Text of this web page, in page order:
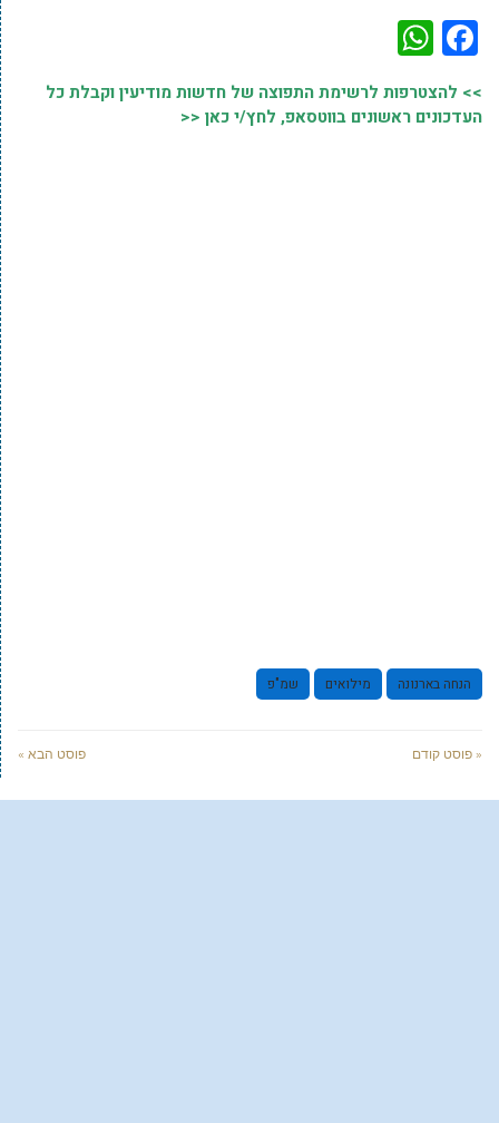
Facebook
>> להצטרפות לרשימת התפוצה של חדשות מודיעין וקבלת כל
העדכונים ראשונים בווטסאפ, לחץ/י כאן <<
הנחה בארנונה מילואים שמ"פ
« פוסט קודם פוסט הבא »